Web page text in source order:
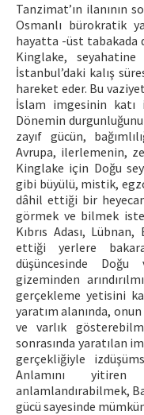
Tanzimat’ın ilanının
Osmanlı bürokratik
hayatta -üst tabakada
Kinglake, seyahatine
İstanbul’daki kalış
hareket eder. Bu
İslam imgesinin
Dönemin
zayıf gücün,
Avrupa, ilerlemenin,
Kinglake için Doğu
gibi büyülü, mistik,
dâhil ettiği bir
görmek ve bilmek
Kıbrıs Adası,
ettiği yerlere
düşüncesinde
gizeminden
gerçekleme yetisini
yaratım alanında,
ve varlık
sonrasında yaratılan
gerçekliğiyle
Anlamını
anlamlandırabilmek,
gücü sayesinde